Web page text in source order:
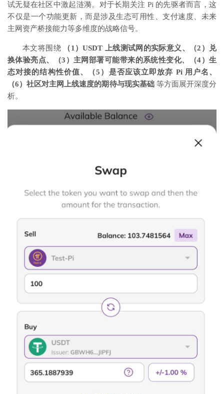
试无疑在社区中激起涟漪。对于长期关注 Pi 的先驱者而言，这
不仅是一个功能更新，而是涉及生态可用性、支付速度、未来
主网资产桥接能力等多维度的战略信号。
本文将围绕
（1）USDT 上线测试网的实际意义、（2）兑
换体验亮点、（3）主网部署可能带来的系统性变化、（4）生
态对接的结构性价值、（5）是否应该立即放弃 Pi 用户名、
（6）社区对主网上线速度的期待与现实基础等方面展开深度分
析。